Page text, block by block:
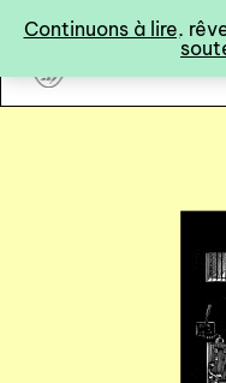
Continuons à lire,
art&fiction